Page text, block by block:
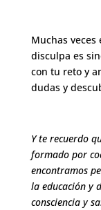
Muchas
disculpa es
con tu reto y
dudas y
Y te recuerdo
formado por
encontramos
la educación y
consciencia y